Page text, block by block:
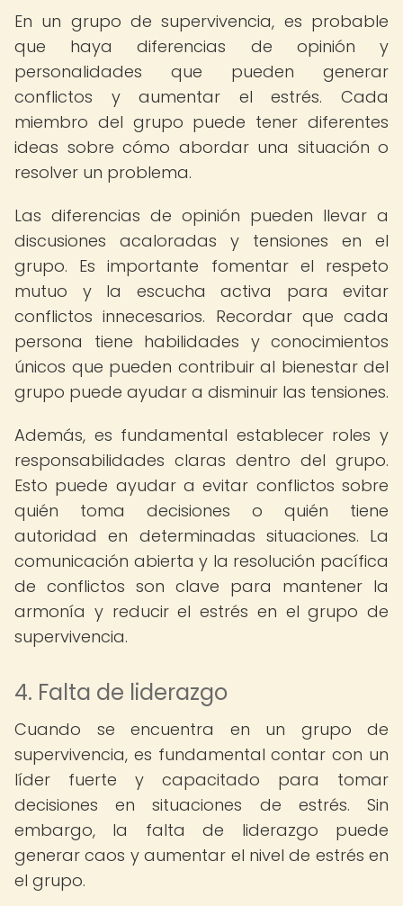
En un grupo de supervivencia, es probable
que haya diferencias de opinión y
personalidades que pueden generar
conflictos y aumentar el estrés. Cada
miembro del grupo puede tener diferentes
ideas sobre cómo abordar una situación o
resolver un problema.
Las diferencias de opinión pueden llevar a
discusiones acaloradas y tensiones en el
grupo. Es importante fomentar el respeto
mutuo y la escucha activa para evitar
conflictos innecesarios. Recordar que cada
persona tiene habilidades y conocimientos
únicos que pueden contribuir al bienestar del
grupo puede ayudar a disminuir las tensiones.
Además, es fundamental establecer roles y
responsabilidades claras dentro del grupo.
Esto puede ayudar a evitar conflictos sobre
quién toma decisiones o quién tiene
autoridad en determinadas situaciones. La
comunicación abierta y la resolución pacífica
de conflictos son clave para mantener la
armonía y reducir el estrés en el grupo de
supervivencia.
4. Falta de liderazgo
Cuando se encuentra en un grupo de
supervivencia, es fundamental contar con un
líder fuerte y capacitado para tomar
decisiones en situaciones de estrés. Sin
embargo, la falta de liderazgo puede
generar caos y aumentar el nivel de estrés en
el grupo.